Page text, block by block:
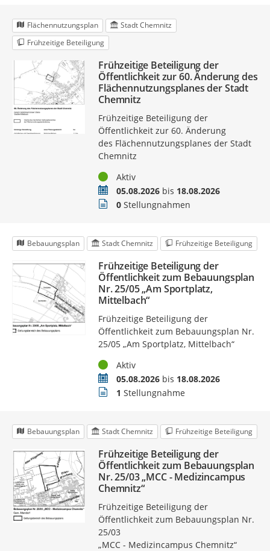
Flächennutzungsplan
Stadt Chemnitz
Frühzeitige Beteiligung
Frühzeitige Beteiligung der
Öffentlichkeit zur 60. Änderung des
Flächennutzungsplanes der Stadt
Chemnitz
Frühzeitige Beteiligung der
Öffentlichkeit zur 60. Änderung
des Flächennutzungsplanes der Stadt
Chemnitz
StatusAktiv
Zeitraum05.08.2026bis 18.08.2026
Stellungnahmen
0Stellungnahmen
Bebauungsplan Stadt Chemnitz Frühzeitige Beteiligung
Frühzeitige Beteiligung der
Öffentlichkeit zum Bebauungsplan
Nr. 25/05 „Am Sportplatz,
Mittelbach“
Frühzeitige Beteiligung der
Öffentlichkeit zum Bebauungsplan Nr.
25/05 „Am Sportplatz, Mittelbach“
StatusAktiv
Zeitraum05.08.2026bis 18.08.2026
Stellungnahmen
1 Stellungnahme
Bebauungsplan Stadt Chemnitz Frühzeitige Beteiligung
Frühzeitige Beteiligung der
Öffentlichkeit zum Bebauungsplan
Nr. 25/03 „MCC - Medizincampus
Chemnitz“
Frühzeitige Beteiligung der
Öffentlichkeit zum Bebauungsplan Nr.
25/03
„MCC - Medizincampus Chemnitz“